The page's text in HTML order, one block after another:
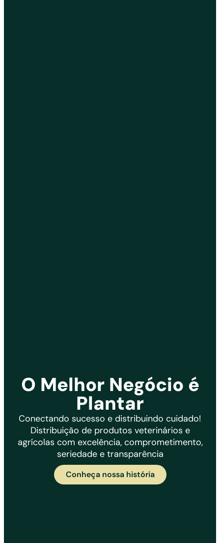
O Melhor Negócio é
Plantar
Conectando sucesso e distribuindo cuidado!
Distribuição de produtos veterinários e
agrícolas com excelência, comprometimento,
seriedade e transparência
Conheça nossa história